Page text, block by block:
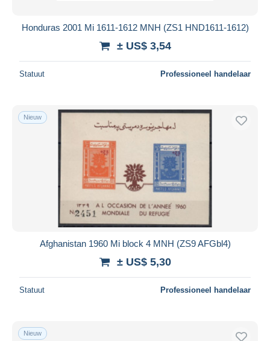
Honduras 2001 Mi 1611-1612 MNH (ZS1 HND1611-1612)
± US$ 3,54
Statuut Professioneel handelaar
Nieuw
Afghanistan 1960 Mi block 4 MNH (ZS9 AFGbl4)
± US$ 5,30
Statuut Professioneel handelaar
Nieuw